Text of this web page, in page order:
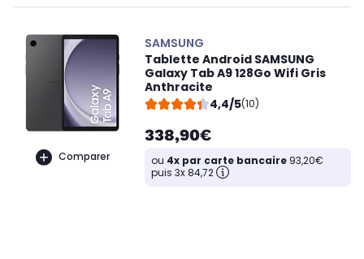
Comparer
SAMSUNG
Tablette Android SAMSUNG
Galaxy Tab A9 128Go Wifi Gris
Anthracite
4,4/5(10)
338,90€
ou 4x par carte bancaire 93,20€
puis 3x 84,72